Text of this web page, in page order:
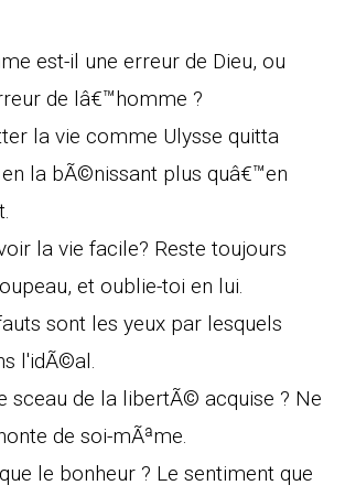
est-il une erreur de Dieu, ou
de lâ€™homme ?
la vie comme Ulysse quitta
la bÃ©nissant plus quâ€™en
la vie facile? Reste toujours
et oublie-toi en lui.
sont les yeux par lesquels
l'idÃ©al.
sceau de la libertÃ© acquise ? Ne
de soi-mÃªme.
le bonheur ? Le sentiment que